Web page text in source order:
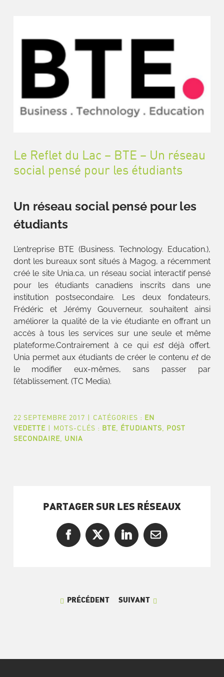
Le Reflet du Lac – BTE – Un réseau
social pensé pour les étudiants
Un réseau social pensé pour les
étudiants
L’entreprise BTE (Business. Technology. Education.),
dont les bureaux sont situés à Magog, a récemment
créé le site Unia.ca, un réseau social interactif pensé
pour les étudiants canadiens inscrits dans une
institution postsecondaire. Les deux fondateurs,
Frédéric et Jérémy Gouverneur, souhaitent ainsi
améliorer la qualité de la vie étudiante en offrant un
accès à tous les services sur une seule et même
plateforme.Contrairement à ce qui estdéjà offert.
Unia permet aux étudiants de créer le contenu etde
le modifier eux-mêmes, sans passer par
l’établissement. (TC Media).
22 SEPTEMBRE 2017 | CATÉGORIES : EN
VEDETTE | MOTS-CLÉS : BTE, ÉTUDIANTS
POST
SECONDAIRE, UNIA
PARTAGER SUR LES RÉSEAUX
Facebook
X LinkedInCourriel
PRÉCÉDENT SUIVANT